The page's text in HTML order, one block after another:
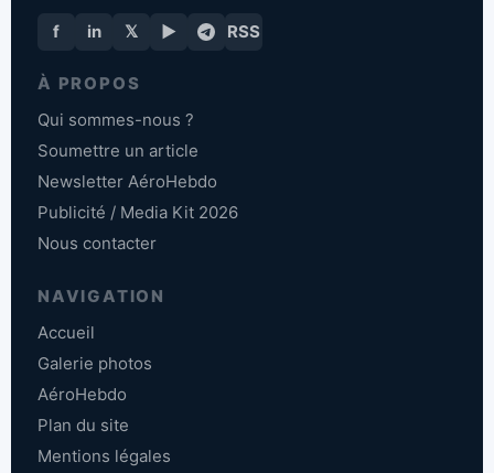
f in 𝕏 ▶ RSS
À PROPOS
Qui sommes-nous ?
Soumettre un article
Newsletter AéroHebdo
Publicité / Media Kit 2026
Nous contacter
NAVIGATION
Accueil
Galerie photos
AéroHebdo
Plan du site
Mentions légales